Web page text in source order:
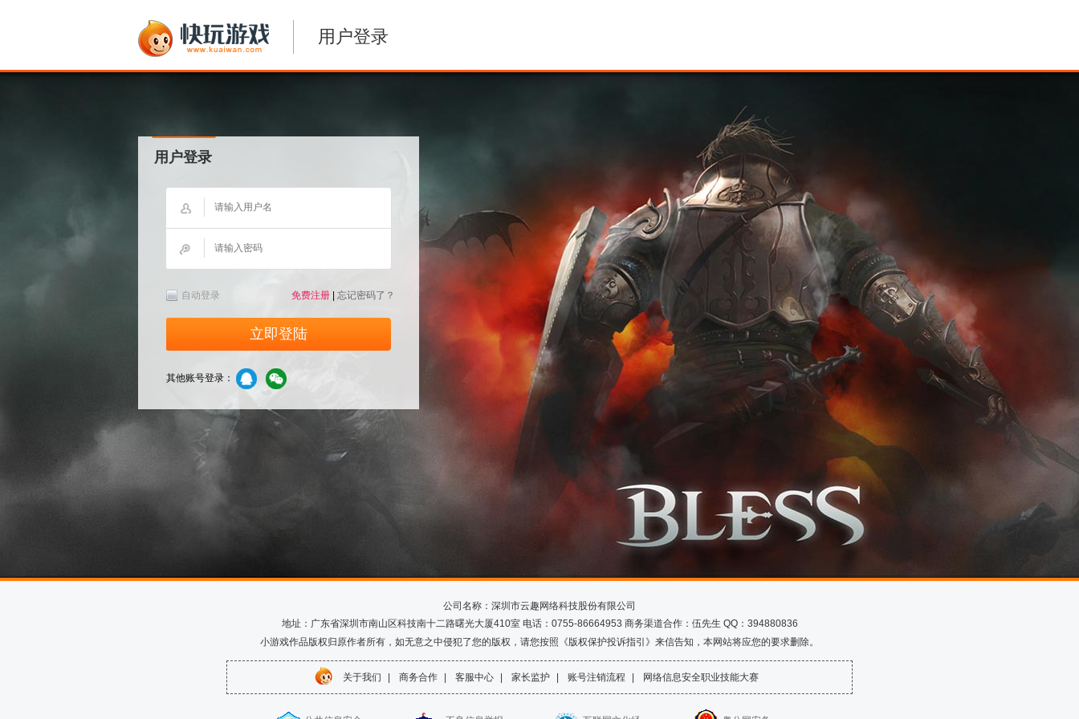
用户登录
用户登录
自动登录 免费注册 忘记密码了？
立即登陆
其他账号登录：
公司名称：深圳市云趣网络科技股份有限公司
地址：广东省深圳市南山区科技南十二路曙光大厦410室 电话：0755-86664953 商务渠道合作：伍先生 QQ：394880836
小游戏作品版权归原作者所有，如无意之中侵犯了您的版权，请您按照《版权保护投诉指引》来信告知，本网站将应您的要求删除。
关于我们 商务合作 客服中心 家长监护 账号注销流程 网络信息安全职业技能大赛